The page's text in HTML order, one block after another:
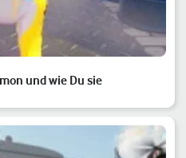
und wie Du sie